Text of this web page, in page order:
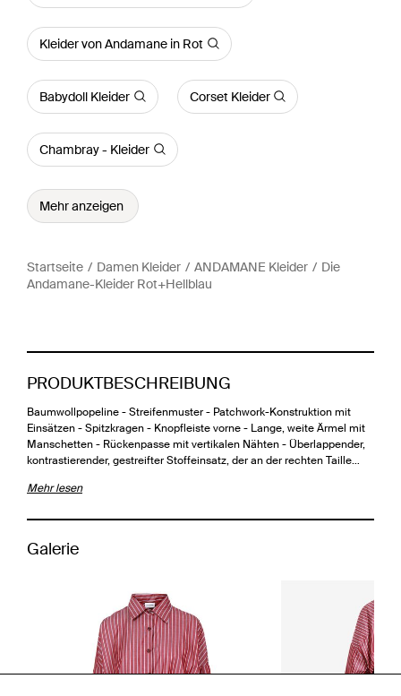
Kleider von Andamane in Rot
Babydoll Kleider Corset Kleider
Chambray - Kleider
Mehr anzeigen
Startseite Damen Kleider ANDAMANE Kleider
Die
Andamane-Kleider Rot+Hellblau
PRODUKTBESCHREIBUNG
Baumwollpopeline - Streifenmuster - Patchwork-Konstruktion mit
Einsätzen - Spitzkragen - Knopfleiste vorne - Lange, weite Ärmel mit
Manschetten - Rückenpasse mit vertikalen Nähten - Überlappender,
kontrastierender, gestreifter Stoffeinsatz, der an der rechten Taille…
Mehr lesen
Galerie